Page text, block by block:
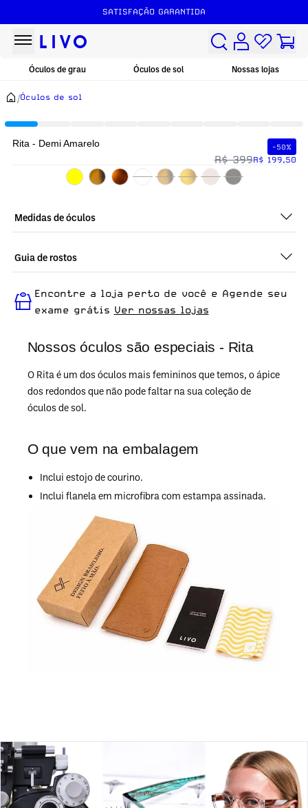
SATISFAÇÃO GARANTIDA
Óculos de grau Óculos de sol Nossas lojas
/Óculos de sol
Nossos óculos são especiais - Rita
O Rita é um dos óculos mais femininos que temos, o ápice
dos redondos que não pode faltar na sua coleção de
óculos de sol.
O que vem na embalagem
Inclui estojo de courino.
Inclui flanela em microfibra com estampa assinada.
Rita - Demi Amarelo -50%
R$ 399R$ 199,50
Medidas de óculos
Guia de rostos
ideal para quem busca um óculos confortável para o dia a dia.
Encontre a loja perto de você e Agende seu
exame grátis Ver nossas lojas